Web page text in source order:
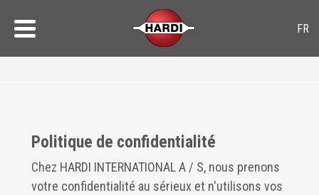
Politique de confidentialité
Chez HARDI INTERNATIONAL A / S, nous prenons
votre confidentialité au sérieux et n'utilisons vos